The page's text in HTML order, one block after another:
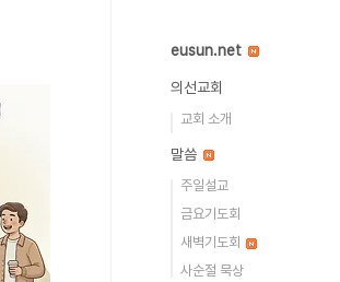
eusun.net
의선교회
교회 소개
말씀
주일설교
금요기도회
새벽기도회
사순절 묵상